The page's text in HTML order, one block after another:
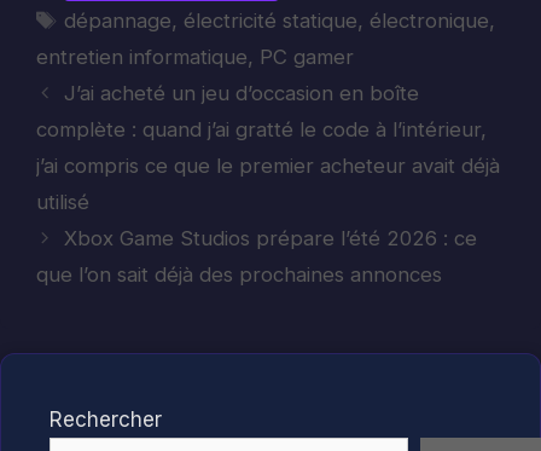
Étiquettes
dépannage, électricité statique, électronique,
entretien informatique, PC gamer
J’ai acheté un jeu d’occasion en boîte
complète : quand j’ai gratté le code à l’intérieur,
j’ai compris ce que le premier acheteur avait déjà
utilisé
Xbox Game Studios prépare l’été 2026 : ce
que l’on sait déjà des prochaines annonces
Rechercher